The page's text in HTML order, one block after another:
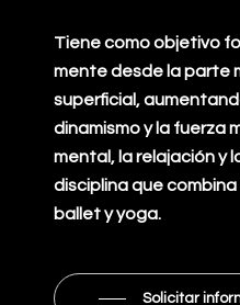
Tiene como objetivo
mente desde la parte
superficial,
dinamismo y la fuerza
mental, la relajación y
disciplina que
ballet y yoga.
Solicitar